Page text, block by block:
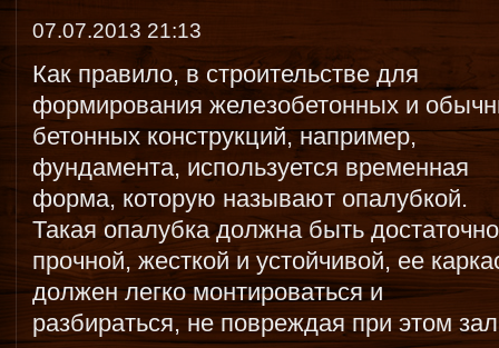
07.07.2013 21:13
Как правило, в строительстве для
формирования железобетонных и
бетонных конструкций, например,
фундамента, используется временная
форма, которую называют опалубкой.
Такая опалубка должна быть достаточно
прочной, жесткой и устойчивой, ее
должен легко монтироваться и
разбираться, не повреждая при этом